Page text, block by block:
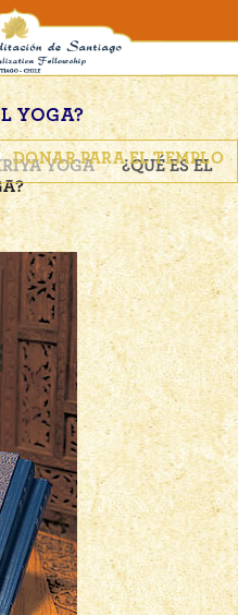
YOGA?
YOGA / ¿QUÉ ES EL
DONAR PARA EL TEMPLO